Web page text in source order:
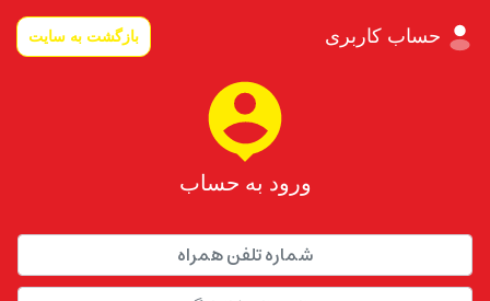
بازگشت به سایت
ورود به حساب